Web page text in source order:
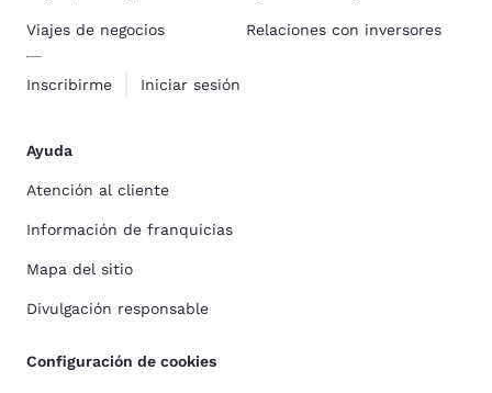
Viajes de negocios
Inscribirme Iniciar sesión
Relaciones con inversores
Ayuda
Atención al cliente
Información de franquicias
Mapa del sitio
Divulgación responsable
Configuración de cookies